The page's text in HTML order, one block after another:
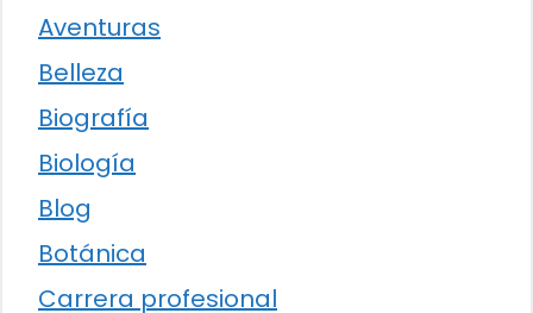
Aventuras
Belleza
Biografía
Biología
Blog
Botánica
Carrera profesional